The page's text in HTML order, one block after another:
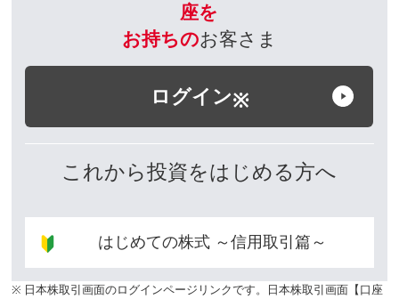
座を
お持ちのお客さま
ログイン※
これから投資をはじめる方へ
はじめての株式 ～信用取引篇～
※ 日本株取引画面のログインページリンクです。日本株取引画面【口座